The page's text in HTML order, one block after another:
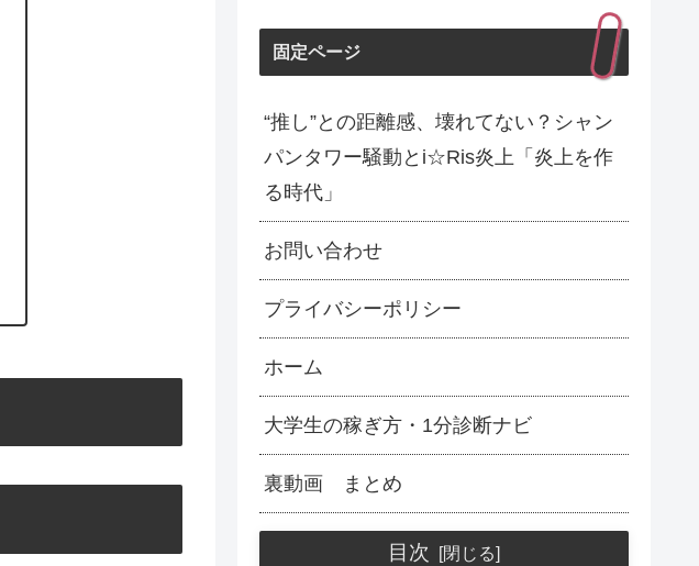
固定ページ
“推し”との距離感、壊れてない？シャン
パンタワー騒動とi☆Ris炎上「炎上を作
る時代」
お問い合わせ
プライバシーポリシー
ホーム
大学生の稼ぎ方・1分診断ナビ
裏動画 まとめ
目次